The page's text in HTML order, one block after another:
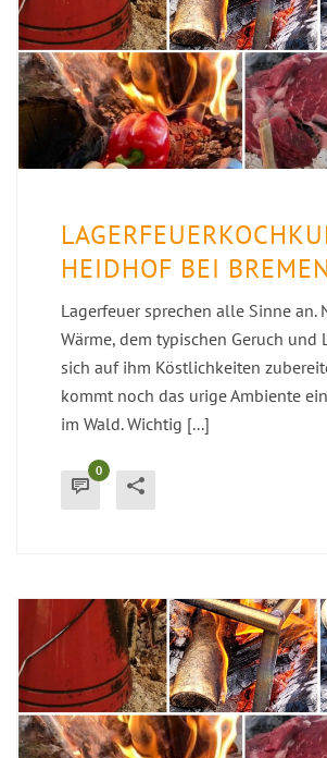
HEIDHOF BEI
Lagerfeuer sprechen alle Sinne an.
Wärme, dem typischen Geruch und
sich auf ihm Köstlichkeiten
kommt noch das urige Ambiente
im Wald. Wichtig [...]
0